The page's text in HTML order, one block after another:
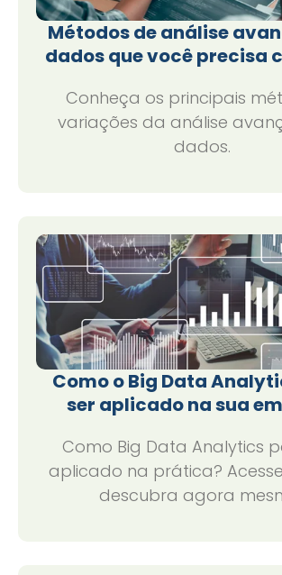
Métodos de análise
dados que você precisa
Conheça os principais
variações da análise
dados.
Como o Big Data
ser aplicado na sua
Como Big Data Analytics
aplicado na prática?
descubra agora